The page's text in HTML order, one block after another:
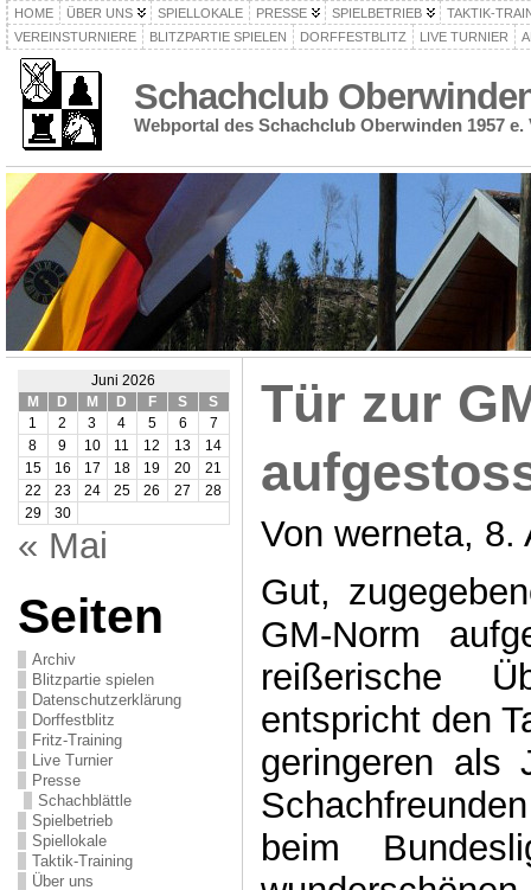
HOME ÜBER UNS SPIELLOKALE PRESSE SPIELBETRIEB
TAKTIK-
VEREINSTURNIERE
BLITZPARTIE SPIELEN DORFFESTBLITZ LIVE TURNIER
Schachclub
Webportal des Schachclub Oberwinden 1957 e.
Juni 2026
M
D M D F S
S
1
2 3 4 5 6
7
8
9 10 11 12 13
14
15
16 17 18 19 20
21
22
23 24 25 26 27
28
29
30
« Mai
Seiten
Archiv
Blitzpartie spielen
Datenschutzerklärung
Dorffestblitz
Fritz-Training
Live Turnier
Presse
Schachblättle
Spielbetrieb
Spiellokale
Taktik-Training
Über uns
Tür zur
Von werneta, 8.
Gut,
GM-Norm
reißerische
entspricht den
geringeren als
beim